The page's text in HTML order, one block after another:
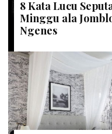
8 Kata Lucu
Minggu ala
Ngenes